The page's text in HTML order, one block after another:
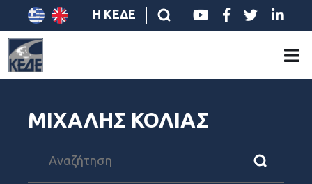
Η ΚΕΔΕ
ΜΙΧΑΛΗΣ ΚΟΛΙΑΣ